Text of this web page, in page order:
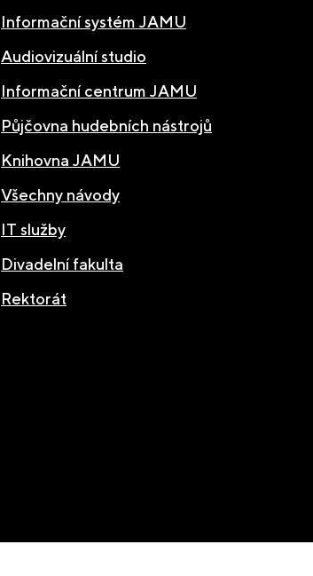
Informační systém JAMU
Audiovizuální studio
Informační centrum JAMU
Půjčovna hudebních nástrojů
Knihovna JAMU
Všechny návody
IT služby
Divadelní fakulta
Rektorát